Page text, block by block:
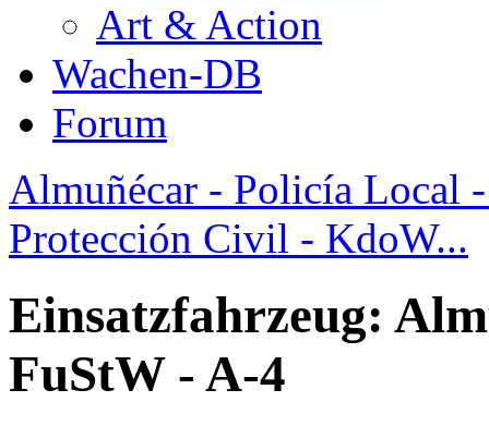
Art & Action
Wachen-DB
Forum
Almuñécar - Policía Local
Protección Civil - KdoW...
Einsatzfahrzeug:
FuStW - A-4